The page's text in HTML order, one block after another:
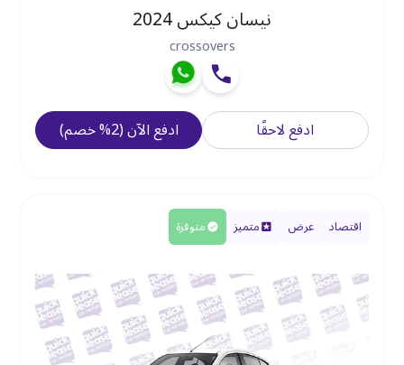
نيسان كيكس 2024
crossovers
ادفع لاحقًا ادفع الآن(
2
%خصم)
اقتصاد عرض متميز متوفرة